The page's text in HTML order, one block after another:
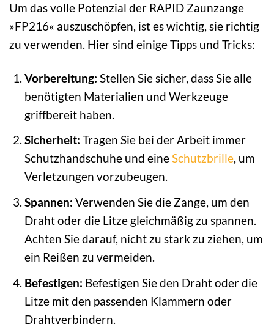
Um das volle Potenzial der RAPID Zaunzange
»FP216« auszuschöpfen, ist es wichtig, sie richtig
zu verwenden. Hier sind einige Tipps und Tricks:
Vorbereitung: Stellen Sie sicher, dass Sie alle
benötigten Materialien und Werkzeuge
griffbereit haben.
Sicherheit: Tragen Sie bei der Arbeit immer
Schutzhandschuhe und eineSchutzbrille, um
Verletzungen vorzubeugen.
Spannen: Verwenden Sie die Zange, um den
Draht oder die Litze gleichmäßig zu spannen.
Achten Sie darauf, nicht zu stark zu ziehen, um
ein Reißen zu vermeiden.
Befestigen: Befestigen Sie den Draht oder die
Litze mit den passenden Klammern oder
Drahtverbindern.